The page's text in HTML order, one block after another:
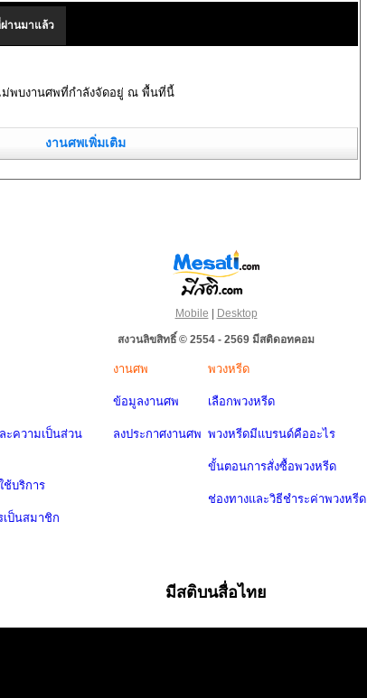
านมาแล้ว
ม่พบงานศพที่กำลังจัดอยู่ ณ พื้นที่นี้
งานศพเพิ่มเติม
Mobile | Desktop
สงวนลิขสิทธิ์ © 2554 - 2569 มีสติดอทคอม
ะความเป็นส่วน
ช้บริการ
ป็นสมาชิก
งานศพ
ข้อมูลงานศพ
ลงประกาศงานศพ
พวงหรีด
เลือกพวงหรีด
พวงหรีดมีแบรนด์คืออะไร
ขั้นตอนการสั่งซื้อพวงหรีด
ช่องทางและวิธีชำระค่าพวงหรีด
มีสติบนสื่อไทย